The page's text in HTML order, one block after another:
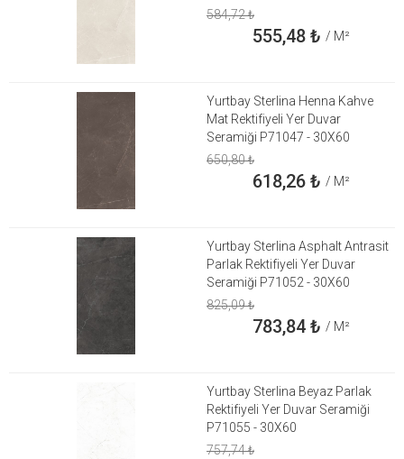
584,72₺
555,48₺ / M²
Yurtbay Sterlina Henna Kahve
Mat Rektifiyeli Yer Duvar
Seramiği P71047 - 30X60
650,80₺
618,26₺ / M²
Yurtbay Sterlina Asphalt Antrasit
Parlak Rektifiyeli Yer Duvar
Seramiği P71052 - 30X60
825,09₺
783,84₺ / M²
Yurtbay Sterlina Beyaz Parlak
Rektifiyeli Yer Duvar Seramiği
P71055 - 30X60
757,74₺